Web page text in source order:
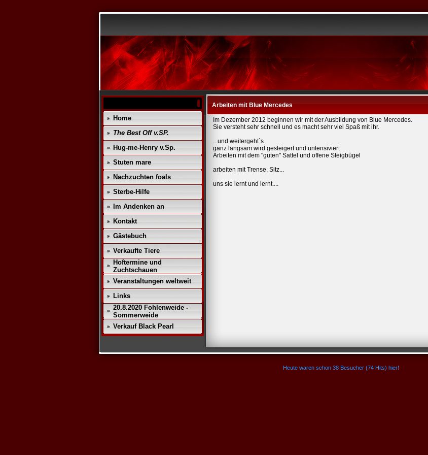
Home
The Best Off v.SP.
Hug-me-Henry v.Sp.
Stuten mare
Nachzuchten foals
Sterbe-Hilfe
Im Andenken an
Kontakt
Gästebuch
Verkaufte Tiere
Hoftermine und
Zuchtschauen
Veranstaltungen weltweit
Links
20.8.2020 Fohlenweide -
Sommerweide
Verkauf Black Pearl
Arbeiten mit Blue Mercedes
Im Dezember 2012 beginnen wir mit der Ausbildung von Blue Mercedes.
Sie versteht sehr schnell und es macht sehr viel Spaß mit ihr.
...und weitergeht´s
ganz langsam wird gesteigert und untensiviert
Arbeiten mit dem "guten" Sattel und offene Steigbügel
arbeiten mit Trense, Sitz...
uns sie lernt und lernt....
Heute waren schon 38 Besucher (74 Hits) hier!